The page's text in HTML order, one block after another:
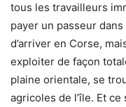
tous les travailleurs
payer un passeur
d’arriver en Corse,
exploiter de façon
plaine orientale, se
agricoles de l’île. Et